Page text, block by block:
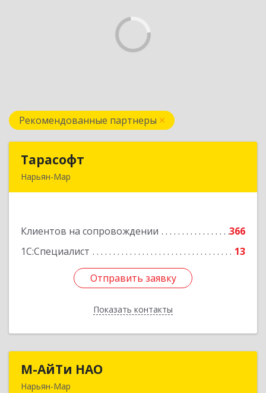
Рекомендованные партнеры
Тарасофт
Нарьян-Мар
Клиентов на сопровождении
366
1С:Специалист
13
Отправить заявку
Показать контакты
Подробнее
Отправить заявку
Назад
М-АйТи НАО
Нарьян-Мар